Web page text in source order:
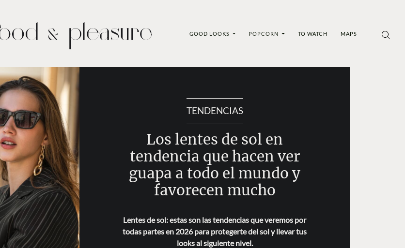
GOOD LOOKS POPCORN TO WATCH MAPS
TENDENCIAS
Los lentes de sol en
tendencia que hacen ver
guapa a todo el mundo y
favorecen mucho
Lentes de sol: estas son las tendencias que veremos por
todas partes en 2026 para protegerte del sol y llevar tus
looks al siguiente nivel.